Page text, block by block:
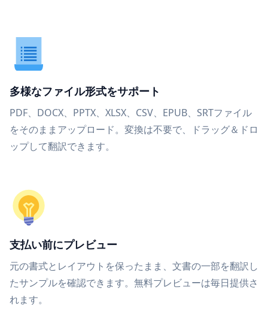
多様なファイル形式をサポート
PDF、DOCX、PPTX、XLSX、CSV、EPUB、SRTファイル
をそのままアップロード。変換は不要で、ドラッグ＆ドロ
ップして翻訳できます。
支払い前にプレビュー
元の書式とレイアウトを保ったまま、文書の一部を翻訳し
たサンプルを確認できます。無料プレビューは毎日提供さ
れます。